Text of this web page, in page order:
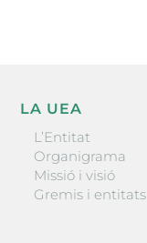
LA UEA
L’Entitat
Organigrama
Missió i visió
Gremis i entitats